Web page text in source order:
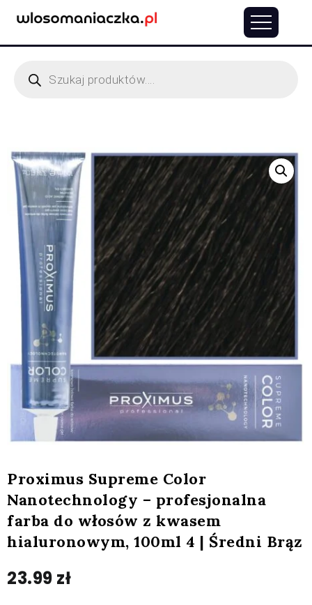
Proximus Supreme Color
Nanotechnology – profesjonalna
farba do włosów z kwasem
hialuronowym, 100ml 4 | Średni Brąz
23.99 zł